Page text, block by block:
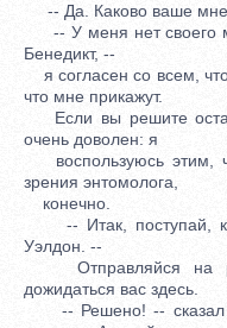
-- Да. Каково ваше
-- У меня нет своего
Бенедикт, --
я согласен со всем,
что мне прикажут.
Если вы решите
очень доволен: я
воспользуюсь этим,
зрения энтомолога,
конечно.
-- Итак, поступай,
Уэлдон. --
Отправляйся на
дожидаться вас здесь.
-- Решено! -- сказал